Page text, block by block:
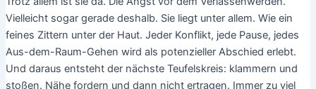
Vielleicht sogar gerade deshalb. Sie liegt unter allem. Wie ein
feines Zittern unter der Haut. Jeder Konflikt, jede Pause, jedes
Aus-dem-Raum-Gehen wird als potenzieller Abschied erlebt.
Und daraus entsteht der nächste Teufelskreis: klammern und
stoßen. Nähe fordern und dann nicht ertragen. Immer zu viel